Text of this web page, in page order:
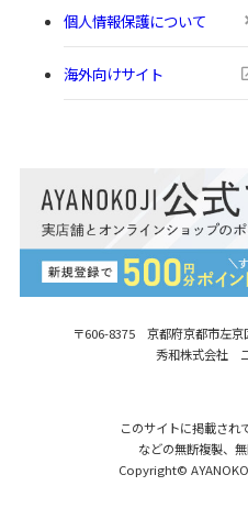
〒606-8375 京都府京都市左京
秀和株式会社
個人情報保護について
海外向けサイト
このサイトに掲載され
などの無断複製、
Copyright©